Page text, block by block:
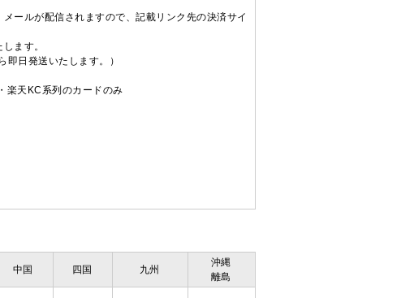
ールが配信されますので、記載リンク先の決済サイ
ます。
即日発送いたします。）
楽天KC系列のカードのみ
中国 四国 九州
沖縄
離島